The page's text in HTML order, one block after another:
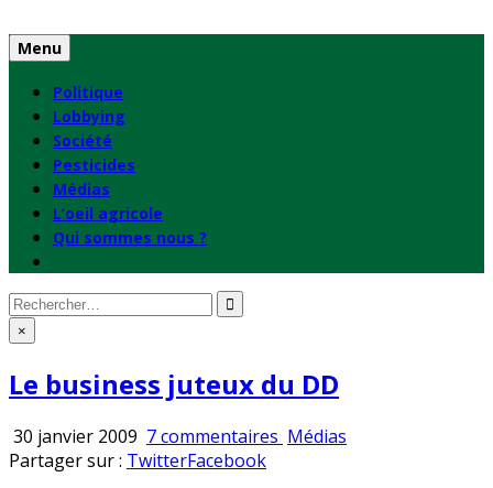
to
content
Menu
Politique
Lobbying
Société
Pesticides
Médias
L’oeil agricole
Qui sommes nous ?
Rechercher
: ×
Le business juteux du DD
30 janvier 2009 7 commentaires sur
Publié
Médias
Partager sur : TwitterFacebook